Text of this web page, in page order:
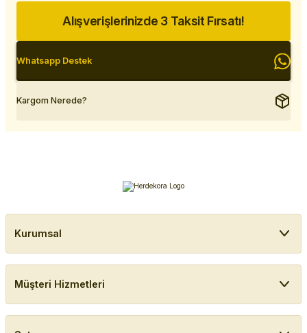
Alışverişlerinizde 3 Taksit Fırsatı!
Whatsapp Destek
Kargom Nerede?
Kurumsal
Müşteri Hizmetleri